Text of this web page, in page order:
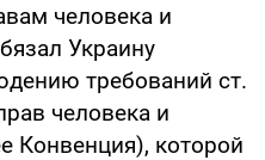
человека и
Украину
требований ст.
человека и
Конвенция), которой